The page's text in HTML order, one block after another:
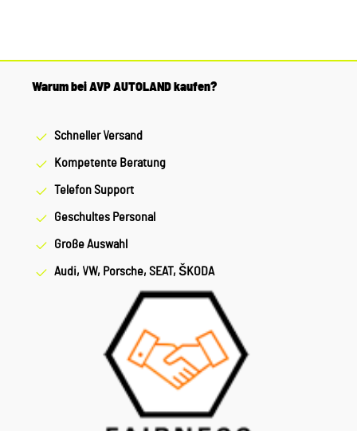
Warum bei AVP AUTOLAND kaufen?
Schneller Versand
Kompetente Beratung
Telefon Support
Geschultes Personal
Große Auswahl
Audi, VW, Porsche, SEAT, ŠKODA